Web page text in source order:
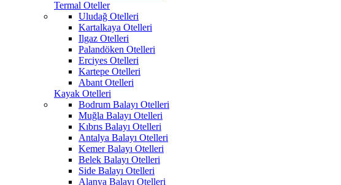
Termal Oteller
Uludağ Otelleri
Kartalkaya Otelleri
Ilgaz Otelleri
Palandöken Otelleri
Erciyes Otelleri
Kartepe Otelleri
Abant Otelleri
Kayak Otelleri
Bodrum Balayı Otelleri
Muğla Balayı Otelleri
Kıbrıs Balayı Otelleri
Antalya Balayı Otelleri
Kemer Balayı Otelleri
Belek Balayı Otelleri
Side Balayı Otelleri
Alanya Balayı Otelleri